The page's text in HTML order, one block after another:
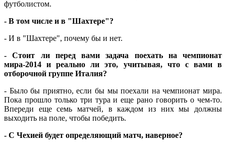
футболистом.
- В том числе и в "Шахтере"?
- И в "Шахтере", почему бы и нет.
- Стоит ли перед вами задача поехать на чемпионат
мира-2014 и реально ли это, учитывая, что с вами в
отборочной группе Италия?
- Было бы приятно, если бы мы поехали на чемпионат мира.
Пока прошло только три тура и еще рано говорить о чем-то.
Впереди еще семь матчей, в каждом из них мы должны
выходить на поле, чтобы победить.
- С Чехией будет определяющий матч, наверное?